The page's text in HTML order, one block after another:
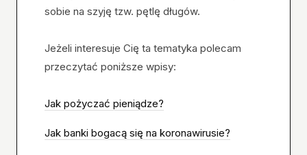
sobie na szyję tzw. pętlę długów.
Jeżeli interesuje Cię ta tematyka polecam
przeczytać poniższe wpisy:
Jak pożyczać pieniądze?
Jak banki bogacą się na koronawirusie?